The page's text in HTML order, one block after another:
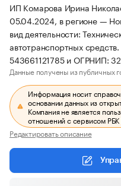
ИП Комарова Ирина
05.04.2024, в регионе —
вид деятельности:
автотранспортных
543661121785 и ОГРНИП:
Данные получены из публичных
Информация носит
основании данных из
Компания не является
отношений с сервисом РБК
Редактировать описание